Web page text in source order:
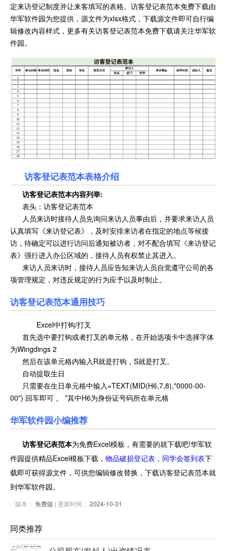
定来访登记制度并让来客填写的表格。访客登记表范本免费下载由
华军软件园为您提供，源文件为xlsx格式，下载源文件即可自行编
辑修改内容样式，更多有关访客登记表范本免费下载请关注华军软
件园。
访客登记表范本表格介绍
访客登记表范本内容列举:
表头：访客登记表范本
人员来访时接待人员先询问来访人员事由后，并要求来访人员
认真填写《来访登记表》，及时安排来访者在指定的地点等候接
访，待确定可以进行访问后通知被访者，对不配合填写《来访登记
表》强行进入办公区域的，接待人员有权禁止其进入。
来访人员来访时，接待人员应告知来访人员自觉遵守公司的各
项管理规定，对违反规定的行为应予以及时制止。
访客登记表范本通用技巧
Excel中打钩/打叉
首先选中要打钩或者打叉的单元格，在开始选项卡中选择字体
为Wingdings 2
然后在该单元格内输入R就是打钩，S就是打叉。
自动提取生日
只需要在生日单元格中输入=TEXT(MID(H6,7,8),"0000-00-
00") 回车即可 。 *其中H6为身份证号码所在单元格
华军软件园小编推荐
访客登记表范本为免费Excel模板，有需要的就下载吧!华军软
件园提供精品Excel模板下载， 物品破损登记表 ， 同学会签到表下
载即可获得源文件，可供您编辑修改替换，下载访客登记表范本就
到华军软件园。
版本： 免费版 | 更新时间： 2024-10-31
同类推荐